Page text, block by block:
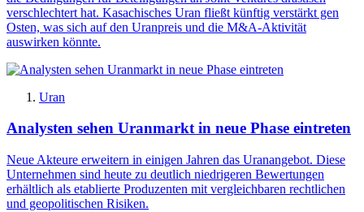
verschlechtert hat. Kasachisches Uran fließt künftig verstärkt gen
Osten, was sich auf den Uranpreis und die M&A-Aktivität
auswirken könnte.
Uran
Analysten sehen Uranmarkt in neue Phase eintreten
Neue Akteure erweitern in einigen Jahren das Uranangebot. Diese
Unternehmen sind heute zu deutlich niedrigeren Bewertungen
erhältlich als etablierte Produzenten mit vergleichbaren rechtlichen
und geopolitischen Risiken.